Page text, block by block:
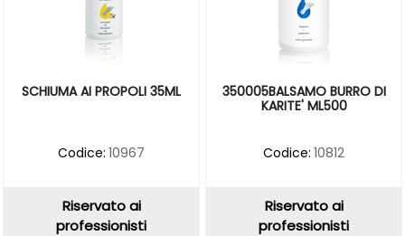
SCHIUMA AI PROPOLI 35ML
Codice: 10967
Riservato ai
professionisti
350005BALSAMO BURRO DI
KARITE' ML500
Codice: 10812
Riservato ai
professionisti